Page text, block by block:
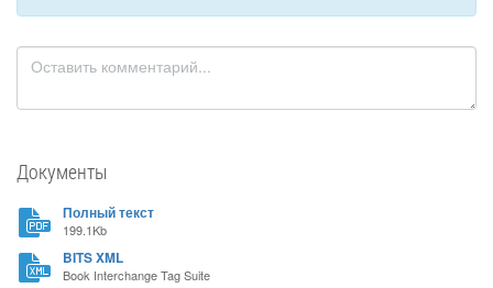
Документы
Полный текст
199.1Kb
BITS XML
Book Interchange Tag Suite